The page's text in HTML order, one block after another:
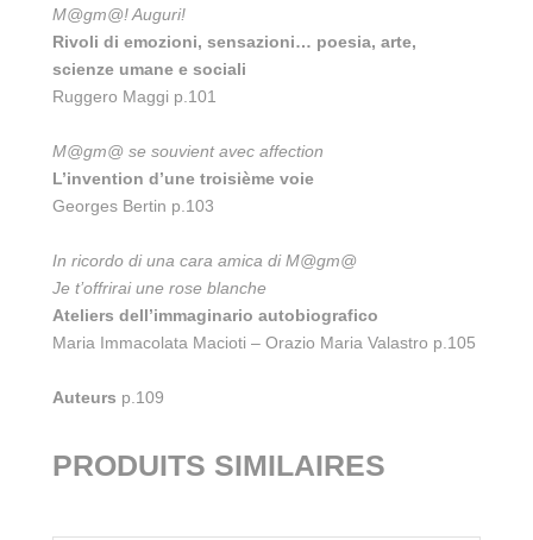
M@gm@! Auguri!
Rivoli di emozioni, sensazioni… poesia, arte,
scienze umane e sociali
Ruggero Maggi p.101
M@gm@ se souvient avec affection
L’invention d’une troisième voie
Georges Bertin p.103
In ricordo di una cara amica di M@gm@
Je t’offrirai une rose blanche
Ateliers dell’immaginario autobiografico
Maria Immacolata Macioti – Orazio Maria Valastro p.105
Auteurs p.109
PRODUITS SIMILAIRES